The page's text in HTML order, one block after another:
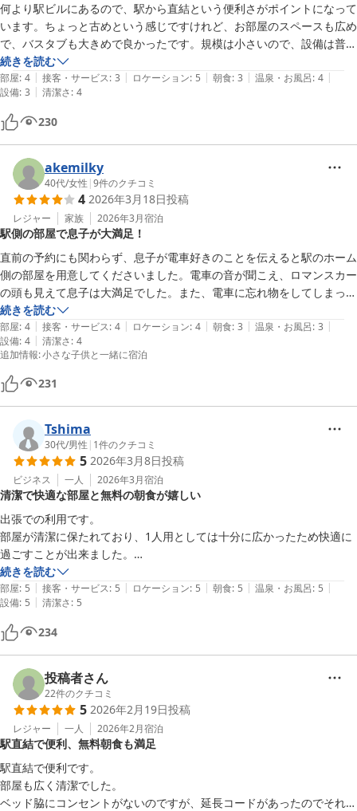
何より駅ビルにあるので、駅から直結という便利さがポイントになって
います。ちょっと古めという感じですけれど、お部屋のスペースも広め
で、バスタブも大きめで良かったです。規模は小さいので、設備は普通
という印象です。朝食付きで、内容は普通ですけれど、満足できる内容
でした。やはり駅直結で移動するのに便利で良かったです。
続きを読む
部屋: 4 | 接客・サービス: 3 | ロケーション: 5 | 朝食: 3 | 温泉・お風呂: 4 |
設備: 3 | 清潔さ: 4
230
akemilky
40代/女性 |9件のクチコミ
4 2026年3月18日投稿
レジャー 家族 2026年3月宿泊
駅側の部屋で息子が大満足！
直前の予約にも関わらず、息子が電車好きのことを伝えると駅のホーム
側の部屋を用意してくださいました。電車の音が聞こえ、ロマンスカー
の頭も見えて息子は大満足でした。また、電車に忘れ物をしてしまった
のですがその問い合わせ先も調べてくださり、とても助かりました。お
部屋も広くて綺麗でした。またぜひ泊まりたいです。ありがとうござい
ました。
続きを読む
部屋: 4 | 接客・サービス: 4 | ロケーション: 4 | 朝食: 3 | 温泉・お風呂: 3 |
設備: 4 | 清潔さ: 4
追加情報:小さな子供と一緒に宿泊
231
Tshima
30代/男性 | 1件のクチコミ
5 2026年3月8日投稿
ビジネス 一人 2026年3月宿泊
清潔で快適な部屋と無料の朝食が嬉しい
出張での利用です。
部屋が清潔に保たれており、1人用としては十分に広かったため快適に
過ごすことが出来ました。
24時間無料のドリンクもありがたかったです。
朝食も無料で、焼きおにぎり、いなり寿司、ヨーグルト等があり、朝少
しお腹に入れておきたい私には十分でした。
また宿泊させていただきます。
続きを読む
部屋: 5 | 接客・サービス: 5 | ロケーション: 5 | 朝食: 5 | 温泉・お風呂: 5 |
設備: 5 | 清潔さ: 5
234
投稿者さん
22件のクチコミ
5 2026年2月19日投稿
レジャー 一人 2026年2月宿泊
駅直結で便利、無料朝食も満足
駅直結で便利です。
部屋も広く清潔でした。
ベッド脇にコンセントがないのですが、延長コードがあったのでそれで